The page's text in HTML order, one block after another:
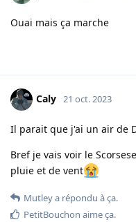
Ouai mais ça marche
Caly 21 oct. 2023
Il parait que j'ai un air de
Bref je vais voir le
pluie et de vent
Mutleya répondu à ça.
PetitBouchon aime ça.